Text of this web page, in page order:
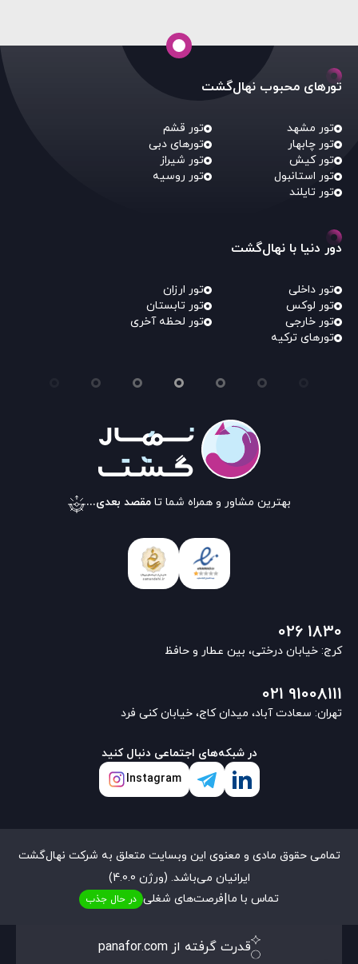
تورهای محبوب نهال‌گشت
تور مشهد
تور قشم
تور چابهار
تورهای دبی
تور کیش
تور شیراز
تور استانبول
تور روسیه
تور تایلند
دور دنیا با نهال‌گشت
تور داخلی
تور ارزان
تور لوکس
تور تابستان
تور خارجی
تور لحظه آخری
تورهای ترکیه
بهترین مشاور و همراه شما تا مقصد بعدی...
026 1830
کرج: خیابان درختی، بین عطار و حافظ
021 91008111
تهران: سعادت آباد، میدان کاج، خیابان کنی فرد
در شبکه‌های اجتماعی دنبال کنید
Instagram
تمامی حقوق مادی و معنوی این وبسایت متعلق به شرکت نهال‌گشت
ایرانیان می‌باشد. (ورژن 4.0.0)
تماس با ما فرصت‌های شغلی در حال جذب
قدرت گرفته از panafor.com